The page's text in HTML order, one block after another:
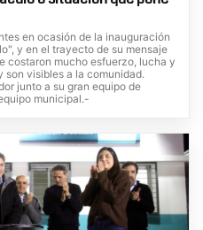
en ocasión de la inauguración
y en el trayecto de su mensaje
costaron mucho esfuerzo, lucha y
son visibles a la comunidad.
junto a su gran equipo de
municipal.-